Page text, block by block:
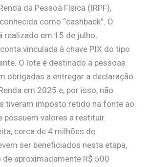
da Pessoa Física (IRPF),
como “cashback”. O
realizado em 15 de julho,
vinculada à chave PIX do tipo
O lote é destinado a pessoas
obrigadas a entregar a declaração
em 2025 e, por isso, não
tiveram imposto retido na fonte ao
possuem valores a restituir.
cerca de 4 milhões de
ser beneficiados nesta etapa,
de aproximadamente R$ 500